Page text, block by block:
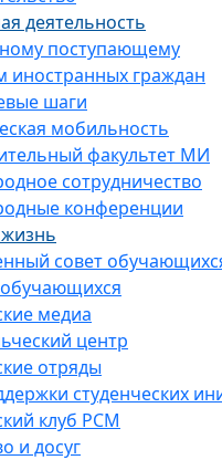
деятельность
поступающему
иностранных граждан
шаги
мобильность
факультет МИ
сотрудничество
конференции
жизнь
совет
медиа
центр
отряды
студенческих
клуб РСМ
и досуг